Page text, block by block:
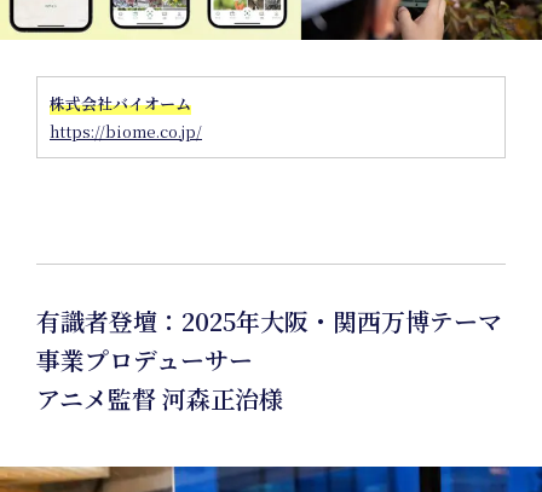
株式会社バイオーム
https://biome.co.jp/
有識者登壇：2025年大阪・関西万博テーマ
事業プロデューサー
アニメ監督 河森正治様